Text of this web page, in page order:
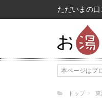
ただいまの
本ページはプ
トップ 東